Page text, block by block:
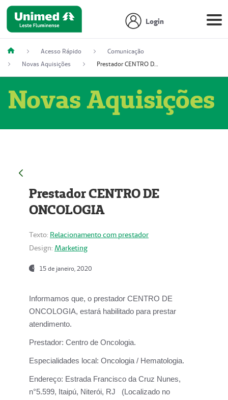
Login
Acesso Rápido
Comunicação
Novas Aquisições
Prestador CENTRO DE ONCOLOGIA
Novas Aquisições
Prestador CENTRO DE
ONCOLOGIA
Texto: Relacionamento com prestador
Design: Marketing
15 de janeiro, 2020
Informamos que, o prestador CENTRO DE
ONCOLOGIA, estará habilitado para prestar
atendimento.
Prestador: Centro de Oncologia.
Especialidades local: Oncologia / Hematologia.
Endereço: Estrada Francisco da Cruz Nunes,
n°5.599, Itaipú, Niterói, RJ (Localizado no